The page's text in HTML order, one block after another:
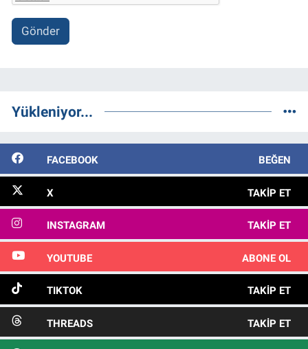
Gönder
Yükleniyor...
FACEBOOK BEĞEN
X TAKIP ET
INSTAGRAM TAKIP ET
YOUTUBE ABONE OL
TIKTOK TAKIP ET
THREADS TAKIP ET